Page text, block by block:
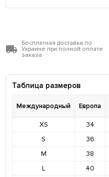
Бесплатная доставка по
Украине при полной оплате
заказа
Таблица размеров
Международный Европа
XS
34
S
36
M
38
L
40